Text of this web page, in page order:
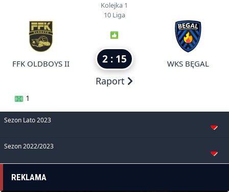
FFK OLDBOYS II
Kolejka 1
10 Liga
2 : 15
Raport
WKS BĘGAL
1
Sezon Lato 2023
Sezon 2022/2023
REKLAMA